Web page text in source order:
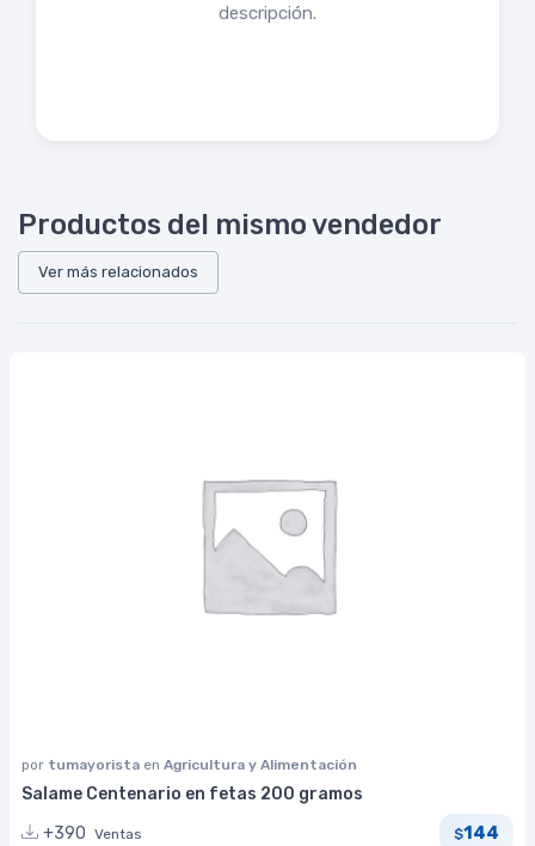
descripción.
Productos del mismo vendedor
Ver más relacionados
por tumayorista en Agricultura y Alimentación
Salame Centenario en fetas 200 gramos
+390 Ventas $144